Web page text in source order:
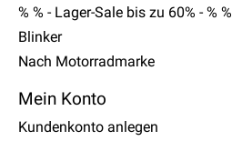
% % - Lager-Sale bis zu 60% - % %
Blinker
Nach Motorradmarke
Mein Konto
Kundenkonto anlegen